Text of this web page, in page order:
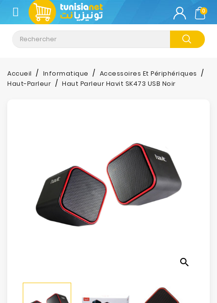
CATÉGORIE
Climatisation
Informatique
Photos
Electroménager
0
Accueil Informatique
Accessoires Et Périphériques
Haut-Parleur
Haut Parleur Havit SK473 USB Noir
search